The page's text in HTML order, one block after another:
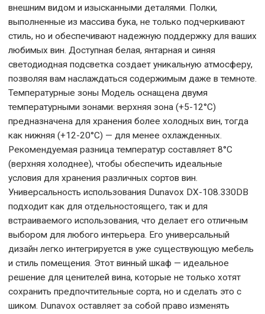
внешним видом и изысканными деталями. Полки,
выполненные из массива бука, не только подчеркивают
стиль, но и обеспечивают надежную поддержку для ваших
любимых вин. Доступная белая, янтарная и синяя
светодиодная подсветка создает уникальную атмосферу,
позволяя вам наслаждаться содержимым даже в темноте.
Температурные зоны Модель оснащена двумя
температурными зонами: верхняя зона (+5-12°C)
предназначена для хранения более холодных вин, тогда
как нижняя (+12-20°C) — для менее охлажденных.
Рекомендуемая разница температур составляет 8°C
(верхняя холоднее), чтобы обеспечить идеальные
условия для хранения различных сортов вин.
Универсальность использования Dunavox DX-108.330DB
подходит как для отдельностоящего, так и для
встраиваемого использования, что делает его отличным
выбором для любого интерьера. Его универсальный
дизайн легко интегрируется в уже существующую мебель
и стиль помещения. Этот винный шкаф — идеальное
решение для ценителей вина, которые не только хотят
сохранить предпочтительные сорта, но и сделать это с
шиком. Dunavox оставляет за собой право изменять